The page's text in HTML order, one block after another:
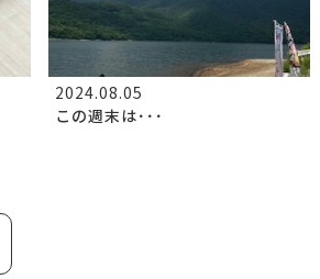
2024.08.05
この週末は･･･